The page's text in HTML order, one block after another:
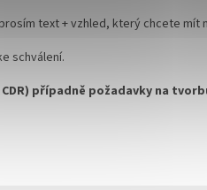
text + vzhled, který chcete mít
schválení.
případně požadavky na